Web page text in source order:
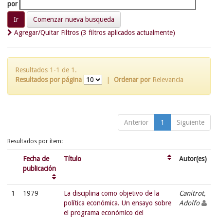
por
Comenzar nueva busqueda
Agregar/Quitar Filtros (3 filtros aplicados actualmente)
Resultados 1-1 de 1.
Resultados por página
Ordenar por Relevancia
Anterior 1 Siguiente
Resultados por ítem:
Fecha de
publicación
Título Autor(es)
1 1979
La disciplina como objetivo de la
política económica. Un ensayo sobre
el programa económico del
Canitrot,
Adolfo